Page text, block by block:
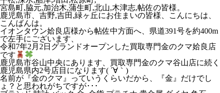
宮島町,脇元,加治木,蒲生町,北山,木津志,帖佐の皆様。
鹿児島市、吉野,吉田,緑ヶ丘にお住まいの皆様、こんにちは、
こんばんは。
イオンタウン姶良店様から帖佐中方面へ、県道391号を約400m
で左手にございます、
令和7年2月2日グランドオープンした買取専門金のクマ姶良店
です
鹿児島市谷山中央にあります、買取専門金のクマ谷山店に続く
鹿児島県内2号店目になります( ´∀｀)
名前が『金のクマ』っていうくらいだから、『金』だけでし
ょ？と思われがちですが･･･